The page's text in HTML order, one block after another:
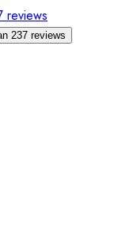
reviews
237 reviews